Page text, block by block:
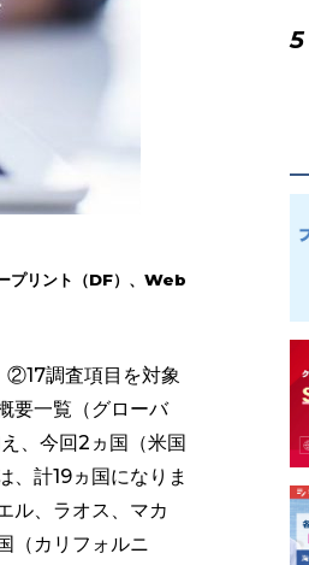
プリント（DF）、Web
②17調査項目を対象
要一覧（グローバ
、今回2ヵ国（米国
、計19ヵ国になりま
ル、ラオス、マカ
（カリフォルニ
5